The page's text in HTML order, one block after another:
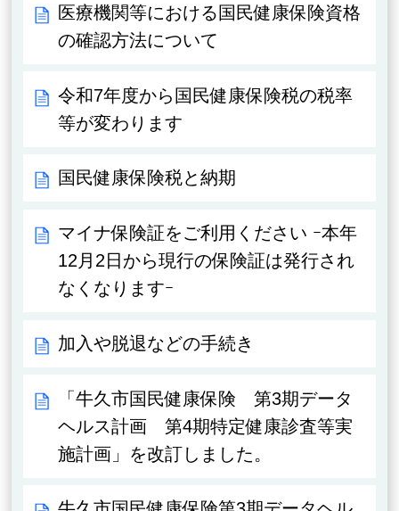
医療機関等における国民健康保険資格
の確認方法について
令和7年度から国民健康保険税の税率
等が変わります
国民健康保険税と納期
マイナ保険証をご利用ください ｰ本年
12月2日から現行の保険証は発行され
なくなりますｰ
加入や脱退などの手続き
「牛久市国民健康保険 第3期データ
ヘルス計画 第4期特定健康診査等実
施計画」を改訂しました。